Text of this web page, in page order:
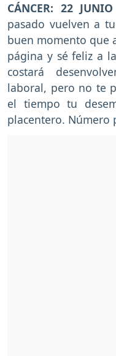
CÁNCER: 22
pasado vuelven a
buen momento que
página y sé feliz a
costará
laboral, pero no te
el tiempo tu
placentero. Número